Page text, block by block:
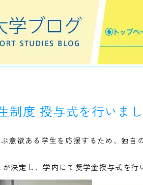
制度 授与式を行いま
意欲ある学生を応援するため、独自
決定し、学内にて奨学金授与式を行